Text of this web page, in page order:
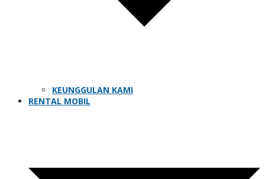
KEUNGGULAN KAMI
RENTAL MOBIL